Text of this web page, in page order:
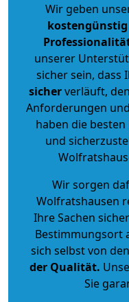
Wir geben
kostengünstig
unserer
sicher sein, dass
sicherverläuft,
Anforderungen
haben die
und
Wir sorgen
Wolfratshausen
Ihre Sachen
Bestimmungsort
sich selbst von den
der Qualität.
Sie